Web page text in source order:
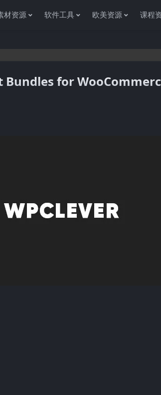
材资源 软件工具 欧美资源 课程
Bundles for
感谢您访问资源杂货铺获取各种信息